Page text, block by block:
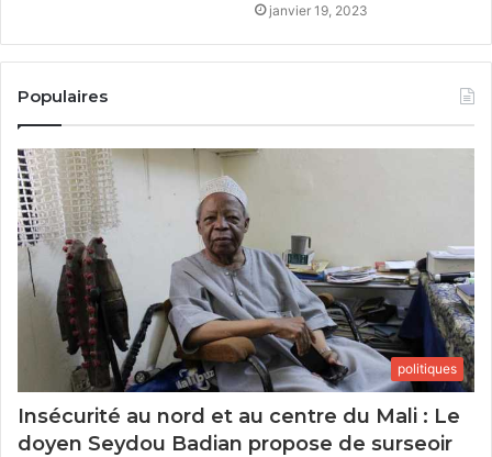
janvier 19, 2023
Populaires
politiques
Insécurité au nord et au centre du Mali : Le
doyen Seydou Badian propose de surseoir